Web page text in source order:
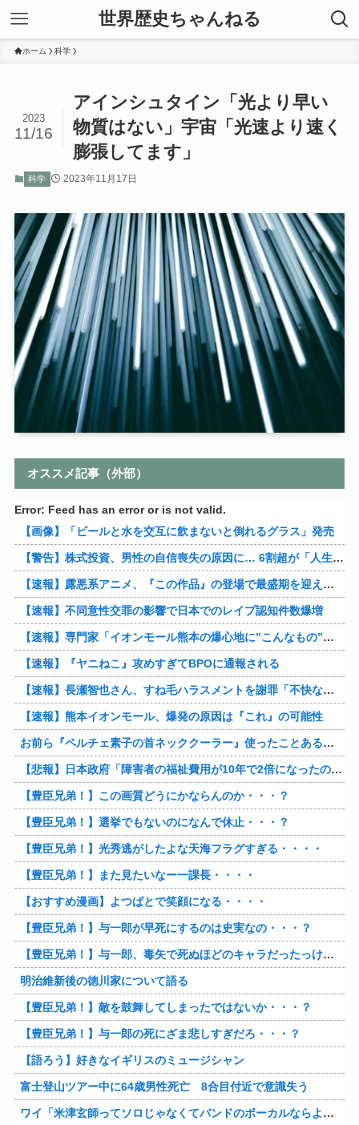
世界歴史ちゃんねる
ホーム 科学
アインシュタイン「光より早い
物質はない」宇宙「光速より速く
膨張してます」
2023
11/16
科学 2023年11月17日
オススメ記事（外部）
Error: Feed has an error or is not valid.
【画像】「ビールと水を交互に飲まないと倒れるグラス」発売
【警告】株式投資、男性の自信喪失の原因に… 6割超が「人生の敗者」自認
【速報】露悪系アニメ、『この作品』の登場で最盛期を迎えてしまう…
【速報】不同意性交罪の影響で日本でのレイプ認知件数爆増
【速報】専門家「イオンモール熊本の爆心地に”こんなもの”があったんだけど…」
【速報】『ヤニねこ』攻めすぎてBPOに通報される
【速報】長瀬智也さん、すね毛ハラスメントを謝罪「不快な思いをさせて申し訳ありませんでした」
【速報】熊本イオンモール、爆発の原因は『これ』の可能性
お前ら『ペルチェ素子の首ネッククーラー』使ったことあるか？
【悲報】日本政府「障害者の福祉費用が10年で2倍になったので抑制します」
【豊臣兄弟！】この画質どうにかならんのか・・・？
【豊臣兄弟！】選挙でもないのになんで休止・・・？
【豊臣兄弟！】光秀逃がしたよな天海フラグすぎる・・・・
【豊臣兄弟！】また見たいなー一課長・・・・
【おすすめ漫画】よつばとで笑顔になる・・・・
【豊臣兄弟！】与一郎が早死にするのは史実なの・・・？
【豊臣兄弟！】与一郎、毒矢で死ぬほどのキャラだったっけ・・・・
明治維新後の徳川家について語る
【豊臣兄弟！】敵を鼓舞してしまったではないか・・・？
【豊臣兄弟！】与一郎の死にざま悲しすぎだろ・・・？
【語ろう】好きなイギリスのミュージシャン
富士登山ツアー中に64歳男性死亡 8合目付近で意識失う
ワイ「米津玄師ってソロじゃなくてバンドのボーカルならよかったよね」